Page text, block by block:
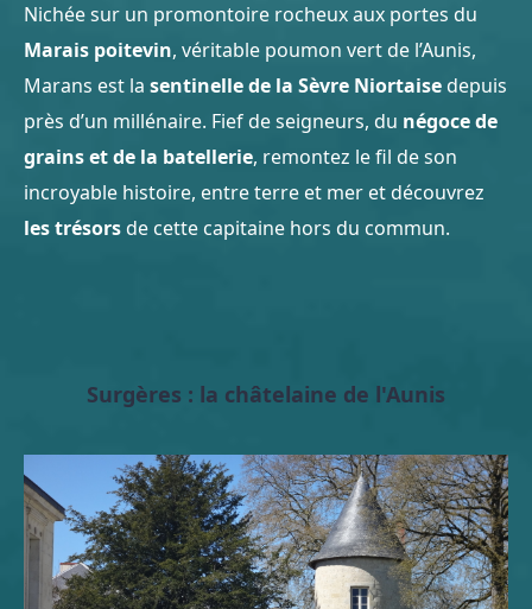
Nichée sur un promontoire rocheux aux portes du
Marais poitevin, véritable poumon vert de l’Aunis,
Marans est la sentinelle de la Sèvre Niortaise depuis
près d’un millénaire. Fief de seigneurs, du négoce de
grains et de la batellerie, remontez le fil de son
incroyable histoire, entre terre et mer et découvrez
les trésorsde cette capitaine hors du commun.
Surgères : la châtelaine de l'Aunis